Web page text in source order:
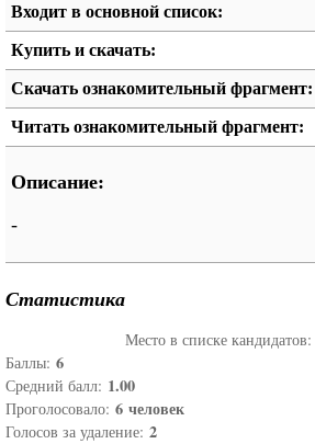
Входит в основной список:
Купить и скачать:
Скачать ознакомительный фрагмент:
Читать ознакомительный фрагмент:
Описание:
-
Статистика
Место в списке кандидатов:
Баллы: 6
Средний балл: 1.00
Проголосовало: 6 человек
Голосов за удаление: 2